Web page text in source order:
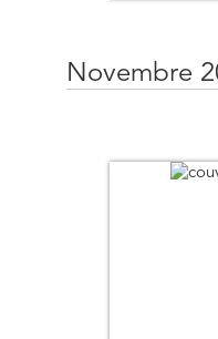
Novembre